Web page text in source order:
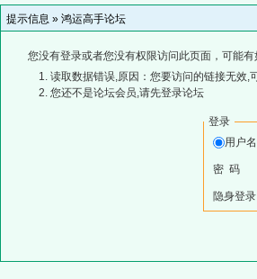
提示信息 » 鸿运高手论坛
您没有登录或者您没有权限访问此页面，可能
读取数据错误,原因：您要访问的链接无效,
您还不是论坛会员,请先登录论坛
登录
用户
密 码
隐身登录